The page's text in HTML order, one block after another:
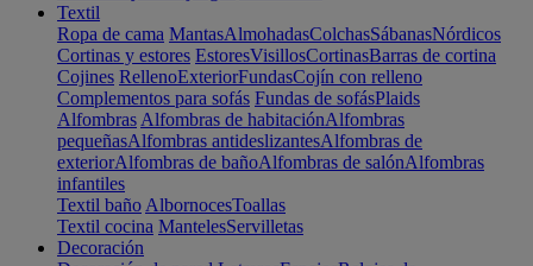
Textil
Ropa de cama MantasAlmohadasColchasSábanasNórdicos
Cortinas y estores EstoresVisillosCortinasBarras de cortina
Cojines RellenoExteriorFundasCojín con relleno
Complementos para sofás Fundas de sofásPlaids
Alfombras Alfombras de habitaciónAlfombras
pequeñasAlfombras antideslizantesAlfombras de
exteriorAlfombras de bañoAlfombras de salónAlfombras
infantiles
Textil baño AlbornocesToallas
Textil cocina MantelesServilletas
Decoración